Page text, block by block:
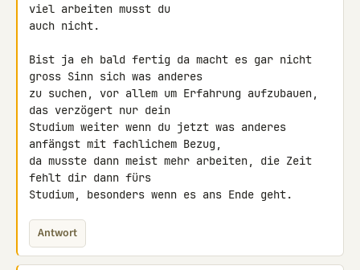
viel arbeiten musst du
auch nicht.
Bist ja eh bald fertig da macht es gar nicht
gross Sinn sich was anderes
zu suchen, vor allem um Erfahrung aufzubauen,
das verzögert nur dein
Studium weiter wenn du jetzt was anderes
anfängst mit fachlichem Bezug,
da musste dann meist mehr arbeiten, die Zeit
fehlt dir dann fürs
Studium, besonders wenn es ans Ende geht.
Antwort